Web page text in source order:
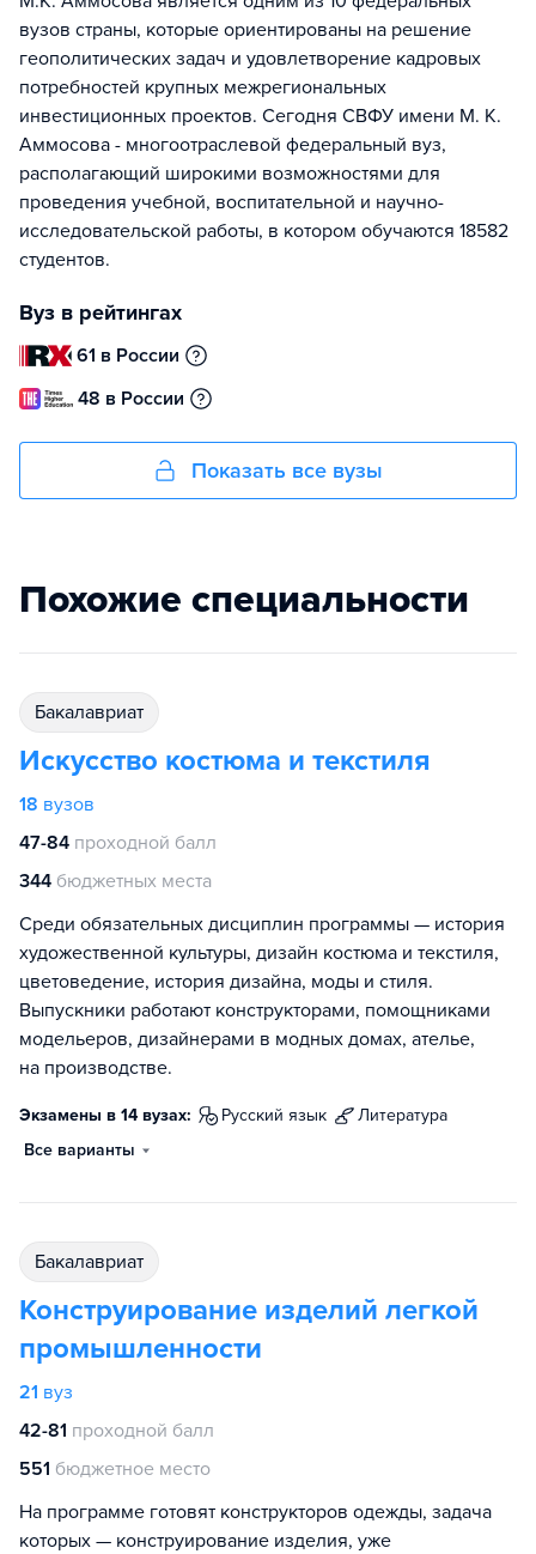
вузов страны, которые ориентированы на решение
геополитических задач и удовлетворение кадровых
потребностей крупных межрегиональных
инвестиционных проектов. Сегодня СВФУ имени М. К.
Аммосова - многоотраслевой федеральный вуз,
располагающий широкими возможностями для
проведения учебной, воспитательной и научно-
исследовательской работы, в котором обучаются 18582
студентов.
Вуз в рейтингах
61 в России
48 в России
Показать все вузы
Похожие специальности
бакалавриат
Искусство костюма и текстиля
18 вузов
47-84 проходной балл
344 бюджетных места
Среди обязательных дисциплин программы — история
художественной культуры, дизайн костюма и текстиля,
цветоведение, история дизайна, моды и стиля.
Выпускники работают конструкторами, помощниками
модельеров, дизайнерами в модных домах, ателье,
на производстве.
Экзамены в 14 вузах: русский язык
литература
Все варианты
бакалавриат
Конструирование изделий легкой
промышленности
21 вуз
42-81 проходной балл
551 бюджетное место
На программе готовят конструкторов одежды, задача
которых — конструирование изделия, уже